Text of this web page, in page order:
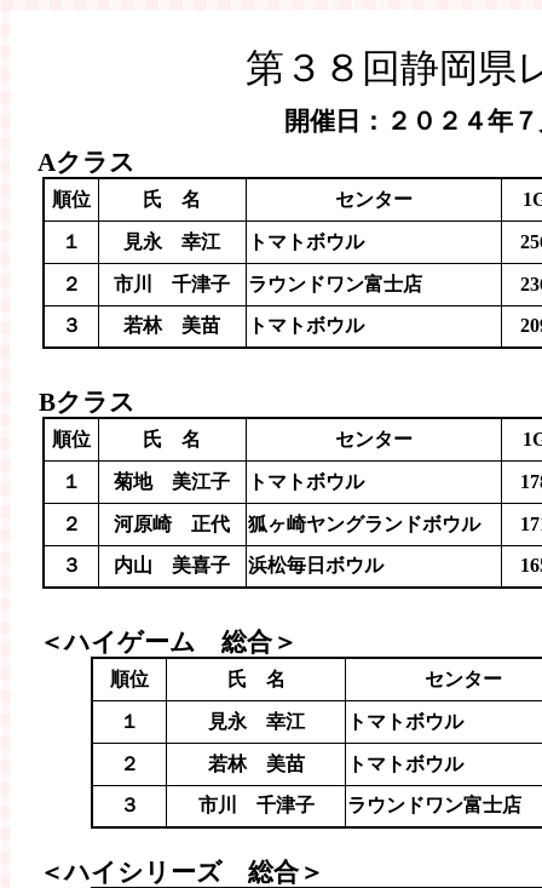
第３８回静岡県
開催日：２０２４年
Aクラス
順位 氏 名 センター
１ 見永 幸江 トマトボウル
２ 市川 千津子 ラウンドワン富士店
３
若林 美苗 トマトボウル
Bクラス
順位 氏 名 センター
１ 菊地 美江子 トマトボウル
２ 河原崎 正代 狐ヶ崎ヤングランドボウル
３
内山 美喜子 浜松毎日ボウル
＜ハイゲーム 総合＞
順位 氏 名 センター
１ 見永 幸江 トマトボウル
２ 若林 美苗
トマトボウル
３
市川 千津子 ラウンドワン富士店
＜ハイシリーズ 総合＞